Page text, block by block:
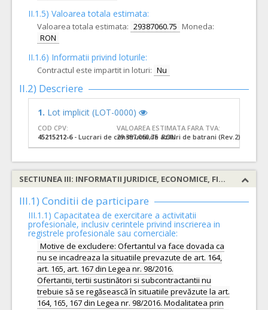
II.1.5) Valoarea totala estimata:
Valoarea totala estimata: 29387060.75 Moneda:
RON
II.1.6) Informatii privind loturile:
Contractul este impartit in loturi: Nu
II.2) Descriere
1. Lot implicit (LOT-0000)
COD CPV:
45215212-6- Lucrari de constructii de aziluri de batrani (Rev.2)
VALOAREA ESTIMATA FARA TVA:
29.387.060,75 RON
SECTIUNEA III: INFORMATII JURIDICE, ECONOMICE, FINANCIARE SI TEHNICE
III.1) Conditii de participare
III.1.1) Capacitatea de exercitare a activitatii
profesionale, inclusiv cerintele privind inscrierea in
registrele profesionale sau comerciale:
Motive de excludere: Ofertantul va face dovada ca
nu se incadreaza la situatiile prevazute de art. 164,
art. 165, art. 167 din Legea nr. 98/2016.
Ofertantii, tertii sustinători si subcontractantii nu
trebuie să se regăsească în situatiile prevăzute la art.
164, 165, 167 din Legea nr. 98/2016. Modalitatea prin